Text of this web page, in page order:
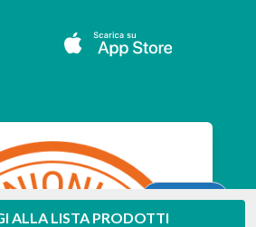
ALLA LISTA PRODOTTI
Aiuto